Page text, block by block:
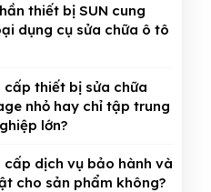
thiết bị SUN cung
dụng cụ sửa chữa ô tô
cấp thiết bị sửa chữa
nhỏ hay chỉ tập trung
lớn?
cấp dịch vụ bảo hành và
cho sản phẩm không?